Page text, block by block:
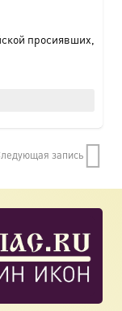
просиявших,
запись